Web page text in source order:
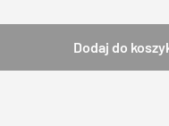
Dodaj do